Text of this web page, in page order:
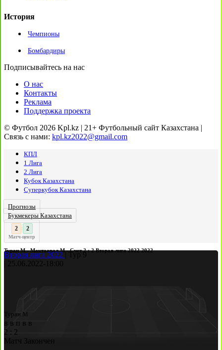
История
Чемпионы
Бомбардиры
Подписывайтесь на нас
О нас
Контакты
Реклама
Поддержка проекта
© Футбол 2026 Kpl.kz | 21+ Футбольный сайт Казахстана |
Связь с нами: kpl.kz2022@gmail.com
КПЛ
1 Лига
2 Лига
Кубок Казахстана
Суперкубок Казахстана
Прогнозы
Букмекеры Казахстана
3 : 2
Матч-центр
Туран М - Мактаарал М - Счет 2 : 2 Вторая лига 2022 2022
Вторая лига 2022
Тур 9
25.06.2022- 18:00
Туран М
в в п в в
2 : 2
Матч Закончен